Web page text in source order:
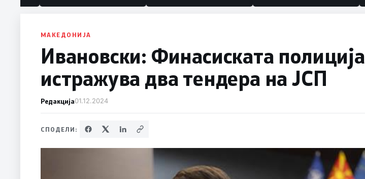
МАКЕДОНИЈА
Ивановски: Финасиската полиција
истражува два тендера на ЈСП
Редакција01.12.2024
СПОДЕЛИ: